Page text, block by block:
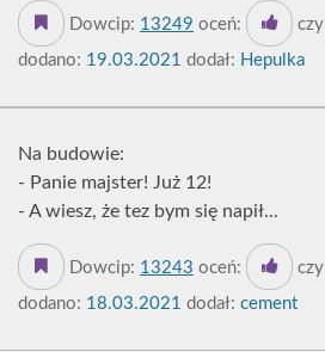
Dowcip: 13249 oceń: czy
dodano: 19.03.2021 dodał: Hepulka
Na budowie:
- Panie majster! Już 12!
- A wiesz, że tez bym się napił...
Dowcip: 13243 oceń: czy
dodano: 18.03.2021 dodał: cement